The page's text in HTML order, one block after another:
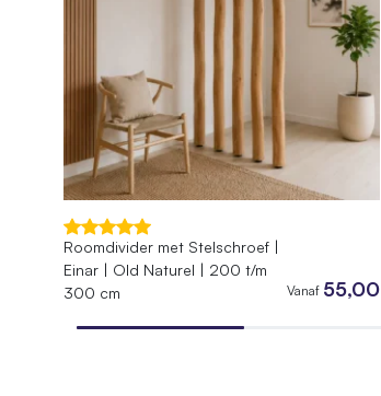
Lengte
Diepte
Hoogte
Type boomstamkast
SKU
EAN
Roomdivider met Stelschroef |
Einar | Old Naturel | 200 t/m
300 cm
Vanaf 55,00